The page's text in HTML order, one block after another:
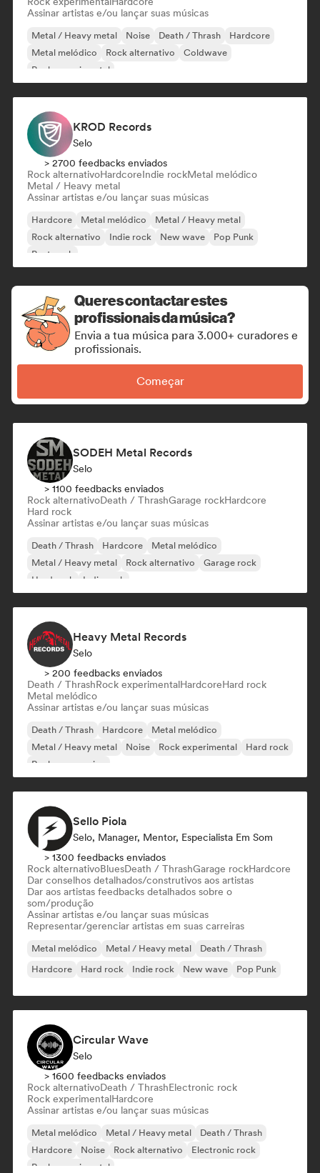
Assinar artistas e/ou lançar suas músicas
Metal / Heavy metal Noise Death / Thrash
Hardcore
Metal melódico
Rock alternativo
Coldwave
Rock experimental
KROD Records
Selo
> 2700 feedbacks enviados
Rock alternativoHardcoreIndie rockMetal melódico
Metal / Heavy metal
Assinar artistas e/ou lançar suas músicas
Hardcore Metal melódico
Metal / Heavy metal
Rock alternativo
Indie rock New wave
Pop Punk
Post punk
Queres contactar estes
profissionais da música?
Envia a tua música para 3.000+ curadores e
profissionais.
Começar
SODEH Metal Records
Selo
> 1100 feedbacks enviados
Rock alternativoDeath / ThrashGarage rockHardcore
Hard rock
Assinar artistas e/ou lançar suas músicas
Death / Thrash Hardcore
Metal melódico
Metal / Heavy metal
Rock alternativo
Garage rock
Hard rock
Indie rock
Heavy Metal Records
Selo
> 200 feedbacks enviados
Death / ThrashRock experimentalHardcoreHard rock
Metal melódico
Assinar artistas e/ou lançar suas músicas
Death / Thrash Hardcore
Metal melódico
Metal / Heavy metal
Noise Rock experimental
Hard rock
Rock progressivo
Sello Piola
Selo, Manager, Mentor, Especialista Em Som
> 1300 feedbacks enviados
Rock alternativoBluesDeath / ThrashGarage rockHardcore
Dar conselhos detalhados/construtivos aos artistas
Dar aos artistas feedbacks detalhados sobre o
som/produção
Assinar artistas e/ou lançar suas músicas
Representar/gerenciar artistas em suas carreiras
Metal melódico Metal / Heavy metal
Death / Thrash
Hardcore
Hard rock Indie rock New wave Pop Punk
Circular Wave
Selo
> 1600 feedbacks enviados
Rock alternativoDeath / ThrashElectronic rock
Rock experimentalHardcore
Assinar artistas e/ou lançar suas músicas
Metal melódico Metal / Heavy metal
Death / Thrash
Hardcore
Noise Rock alternativo
Electronic rock
Rock experimental